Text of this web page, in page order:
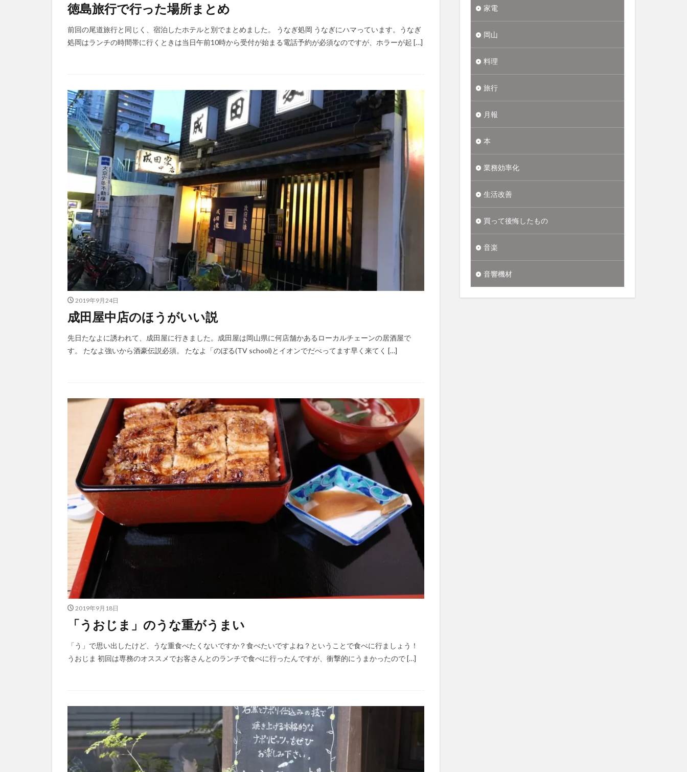
徳島旅行で行った場所まとめ
前回の尾道旅行と同じく、宿泊したホテルと別でまとめました。 うなぎ処岡 うなぎにハマっています。うなぎ
処岡はランチの時間帯に行くときは当日午前10時から受付が始まる電話予約が必須なのですが、ホラーが起 […]
2019年9月24日
成田屋中店のほうがいい説
先日たなよに誘われて、成田屋に行きました。成田屋は岡山県に何店舗かあるローカルチェーンの居酒屋で
す。 たなよ強いから酒豪伝説必須。 たなよ「のぼる(TV school)とイオンでだべってます早く来てく […]
2019年9月18日
「うおじま」のうな重がうまい
「う」で思い出したけど、うな重食べたくないですか？食べたいですよね？ということで食べに行ましょう！
うおじま 初回は専務のオススメでお客さんとのランチで食べに行ったんですが、衝撃的にうまかったので […]
家電
岡山
料理
旅行
月報
本
業務効率化
生活改善
買って後悔したもの
音楽
音響機材